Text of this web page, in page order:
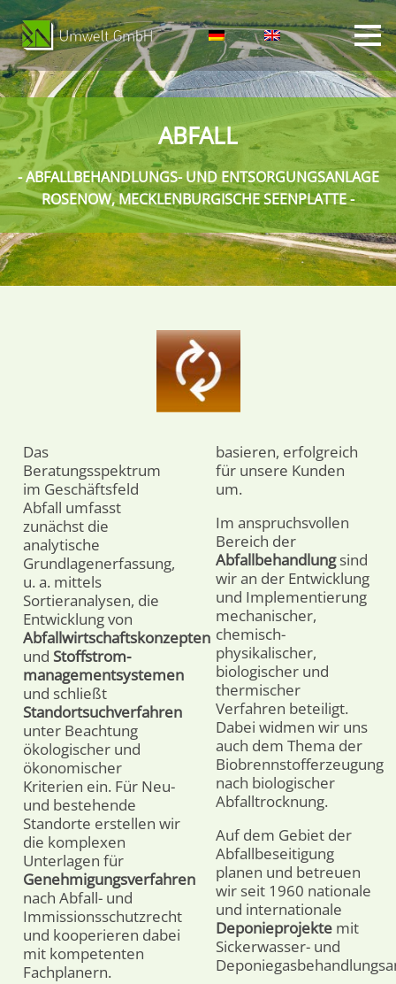
ABFALL
- ABFALLBEHANDLUNGS- UND ENTSORGUNGSANLAGE
ROSENOW, MECKLENBURGISCHE SEENPLATTE -
Das
Beratungsspektrum
im Geschäftsfeld
Abfall umfasst
zunächst die
analytische
Grundlagenerfassung,
u. a. mittels
Sortieranalysen, die
Entwicklung von
Abfallwirtschaftskonzepten
und Stoffstrom-
managementsystemen
und schließt
Standortsuchverfahren
unter Beachtung
ökologischer und
ökonomischer
Kriterien ein. Für Neu-
und bestehende
Standorte erstellen wir
die komplexen
Unterlagen für
Genehmigungsverfahren
nach Abfall- und
Immissionsschutzrecht
und kooperieren dabei
mit kompetenten
Fachplanern.
basieren, erfolgreich
für unsere Kunden
um.
Im anspruchsvollen
Bereich der
Abfallbehandlungsind
wir an der Entwicklung
und Implementierung
mechanischer,
chemisch-
physikalischer,
biologischer und
thermischer
Verfahren beteiligt.
Dabei widmen wir uns
auch dem Thema der
Biobrennstofferzeugung
nach biologischer
Abfalltrocknung.
Auf dem Gebiet der
Abfallbeseitigung
planen und betreuen
wir seit 1960 nationale
und internationale
Deponieprojekte mit
Sickerwasser- und